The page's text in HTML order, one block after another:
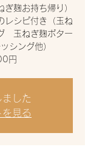
ぎ麹お持ち帰り）
シピ付き（玉ね
玉ねぎ麹ポター
シング他）
円
した
見る